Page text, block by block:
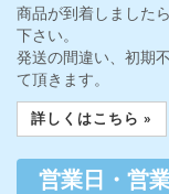
商品が到着しました
下さい。
発送の間違い、初期
て頂きます。
詳しくはこちら »
営業日・営